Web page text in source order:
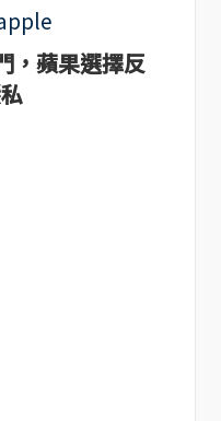
，蘋果選擇反